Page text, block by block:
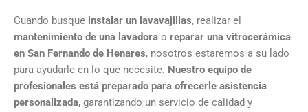
Cuando busque instalar un lavavajillas, realizar el
mantenimiento de una lavadora o reparar una vitrocerámica
en San Fernando de Henares, nosotros estaremos a su lado
para ayudarle en lo que necesite. Nuestro equipo de
profesionales está preparado para ofrecerle asistencia
personalizada, garantizando un servicio de calidad y